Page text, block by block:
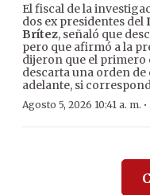
El fiscal de la
dos ex presidentes del
Brítez, señaló que
pero que afirmó a la
dijeron que el primero
descarta una orden
adelante, si
Agosto 5, 2026 10:41 a. m. ·